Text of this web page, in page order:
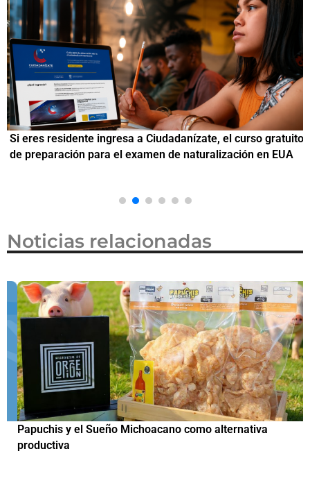
Si eres residente ingresa a Ciudadanízate, el curso gratuito
de preparación para el examen de naturalización en EUA
Noticias relacionadas
Papuchis y el Sueño Michoacano como alternativa
productiva